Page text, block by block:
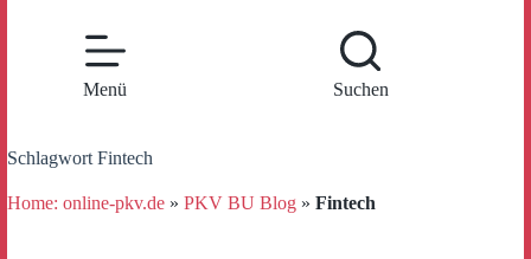
Menü Suchen
Schlagwort Fintech
Home: online-pkv.de » PKV BU Blog » Fintech